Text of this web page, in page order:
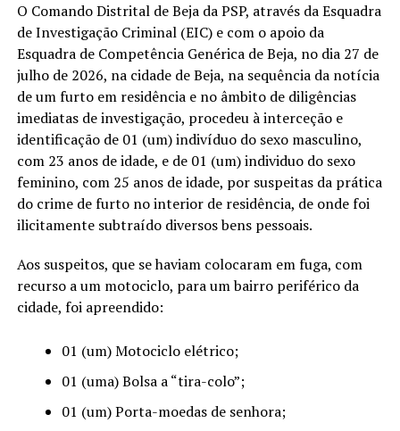
O Comando Distrital de Beja da PSP, através da Esquadra
de Investigação Criminal (EIC) e com o apoio da
Esquadra de Competência Genérica de Beja, no dia 27 de
julho de 2026, na cidade de Beja, na sequência da notícia
de um furto em residência e no âmbito de diligências
imediatas de investigação, procedeu à interceção e
identificação de 01 (um) indivíduo do sexo masculino,
com 23 anos de idade, e de 01 (um) individuo do sexo
feminino, com 25 anos de idade, por suspeitas da prática
do crime de furto no interior de residência, de onde foi
ilicitamente subtraído diversos bens pessoais.
Aos suspeitos, que se haviam colocaram em fuga, com
recurso a um motociclo, para um bairro periférico da
cidade, foi apreendido:
01 (um) Motociclo elétrico;
01 (uma) Bolsa a “tira-colo”;
01 (um) Porta-moedas de senhora;